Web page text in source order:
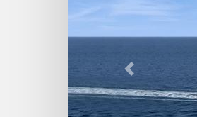
Précédent